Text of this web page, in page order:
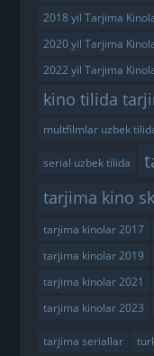
2018 yil Tarjima
2020 yil Tarjima
2022 yil Tarjima
kino tilida
multfilmlar uzbek
serial uzbek tilida
tarjima kino
tarjima kinolar 2017
tarjima kinolar 2019
tarjima kinolar 2021
tarjima kinolar 2023
tarjima seriallar